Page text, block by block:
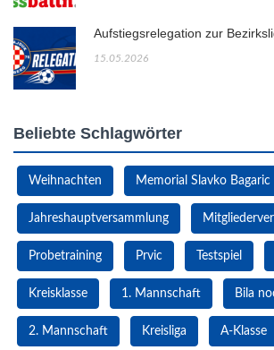
Aufstiegsrelegation zur
15.05.2026
Beliebte Schlagwörter
Weihnachten Memorial Slavko Bagaric
Jahreshauptversammlung
Probetraining Prvic Testspiel
Kreisklasse 1. Mannschaft Bila
2. Mannschaft Kreisliga A-Klasse